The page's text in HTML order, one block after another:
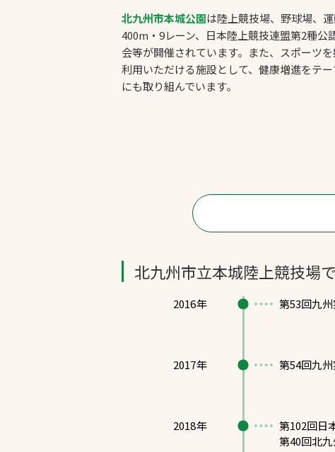
北九州市本城公園は陸上競技場、野球場、
400m・9レーン、日本陸上競技連盟第2種
会等が開催されています。また、スポーツ
利用いただける施設として、健康増進をテ
にも取り組んでいます。
北九州市立本城陸上競技場
2016年 第53回九
2017年 第54回九
2018年
第102回日
第40回北